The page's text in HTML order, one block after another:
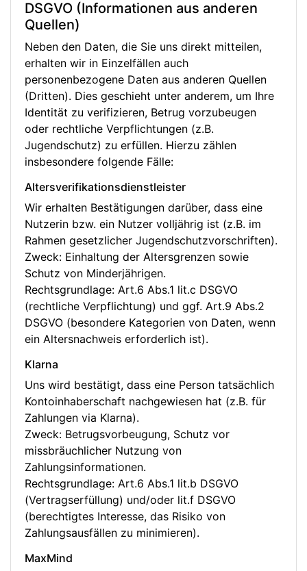
DSGVO (Informationen aus anderen
Quellen)
Neben den Daten, die Sie uns direkt mitteilen,
erhalten wir in Einzelfällen auch
personenbezogene Daten aus anderen Quellen
(Dritten). Dies geschieht unter anderem, um Ihre
Identität zu verifizieren, Betrug vorzubeugen
oder rechtliche Verpflichtungen (z.B.
Jugendschutz) zu erfüllen. Hierzu zählen
insbesondere folgende Fälle:
Altersverifikationsdienstleister
Wir erhalten Bestätigungen darüber, dass eine
Nutzerin bzw. ein Nutzer volljährig ist (z.B. im
Rahmen gesetzlicher Jugendschutzvorschriften).
Zweck: Einhaltung der Altersgrenzen sowie
Schutz von Minderjährigen.
Rechtsgrundlage: Art.6 Abs.1 lit.c DSGVO
(rechtliche Verpflichtung) und ggf. Art.9 Abs.2
DSGVO (besondere Kategorien von Daten, wenn
ein Altersnachweis erforderlich ist).
Klarna
Uns wird bestätigt, dass eine Person tatsächlich
Kontoinhaberschaft nachgewiesen hat (z.B. für
Zahlungen via Klarna).
Zweck: Betrugsvorbeugung, Schutz vor
missbräuchlicher Nutzung von
Zahlungsinformationen.
Rechtsgrundlage: Art.6 Abs.1 lit.b DSGVO
(Vertragserfüllung) und/oder lit.f DSGVO
(berechtigtes Interesse, das Risiko von
Zahlungsausfällen zu minimieren).
MaxMind